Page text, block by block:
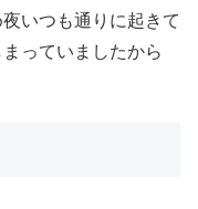
いつも通りに起きて
っていましたから